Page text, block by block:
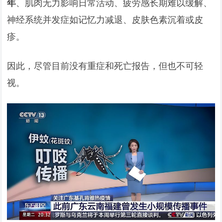
神经系统并发症如记忆力减退、皮肤色素沉着或皮
疹。
因此，尽管目前没有重症和死亡报告，但也不可轻
视。